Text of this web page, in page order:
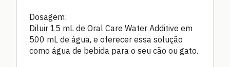
Dosagem:
Diluir 15 mL de Oral Care Water Additive em
500 mL de água, e oferecer essa solução
como água de bebida para o seu cão ou gato.